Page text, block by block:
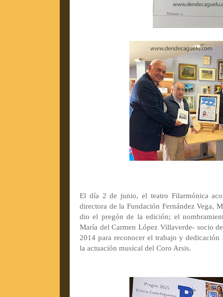
El día 2 de junio, el teatro Filarmónica
directora de la Fundación Fernández Vega,
dio el pregón de la edición; el
María del Carmen López Villaverde- socio
2014 para reconocer el trabajo y
la actuación musical del Coro Arsis.